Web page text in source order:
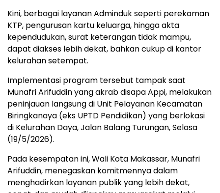
Kini, berbagai layanan Adminduk seperti perekaman
KTP, pengurusan kartu keluarga, hingga akta
kependudukan, surat keterangan tidak mampu,
dapat diakses lebih dekat, bahkan cukup di kantor
kelurahan setempat.
Implementasi program tersebut tampak saat
Munafri Arifuddin yang akrab disapa Appi, melakukan
peninjauan langsung di Unit Pelayanan Kecamatan
Biringkanaya (eks UPTD Pendidikan) yang berlokasi
di Kelurahan Daya, Jalan Balang Turungan, Selasa
(19/5/2026).
Pada kesempatan ini, Wali Kota Makassar, Munafri
Arifuddin, menegaskan komitmennya dalam
menghadirkan layanan publik yang lebih dekat,